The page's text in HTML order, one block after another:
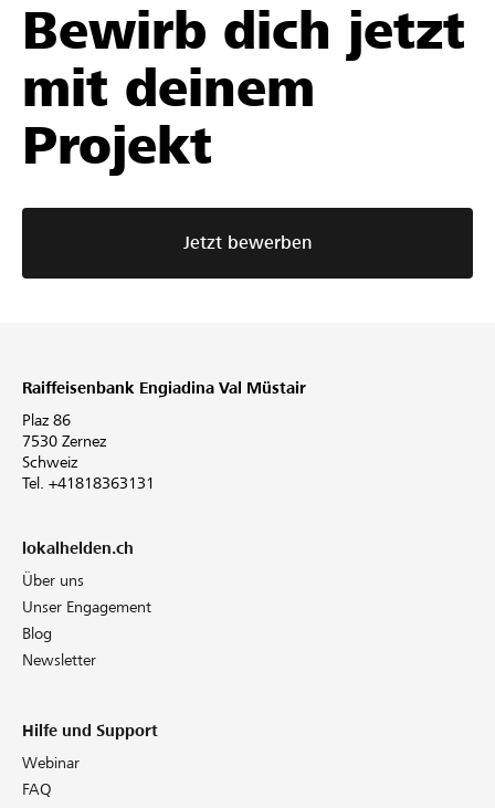
Bewirb dich jetzt
mit deinem
Projekt
Jetzt bewerben
Raiffeisenbank Engiadina Val Müstair
Plaz 86
7530 Zernez
Schweiz
Tel. +41818363131
lokalhelden.ch
Über uns
Unser Engagement
Blog
Newsletter
Hilfe und Support
Webinar
FAQ